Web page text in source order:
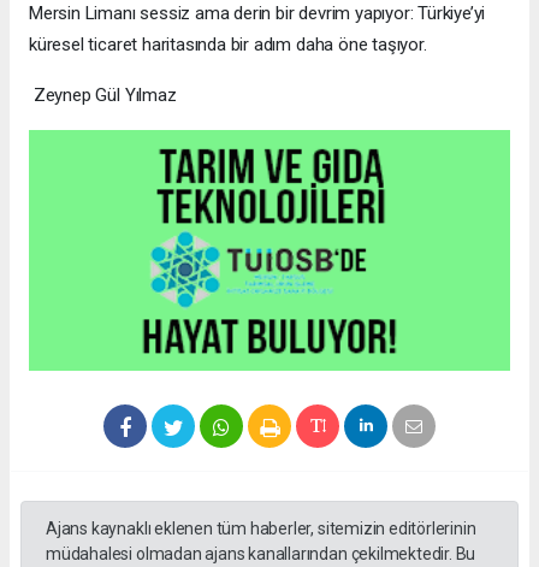
Mersin Limanı sessiz ama derin bir devrim yapıyor: Türkiye’yi
küresel ticaret haritasında bir adım daha öne taşıyor.
Zeynep Gül Yılmaz
Ajans kaynaklı eklenen tüm haberler, sitemizin editörlerinin
müdahalesi olmadan ajans kanallarından çekilmektedir. Bu